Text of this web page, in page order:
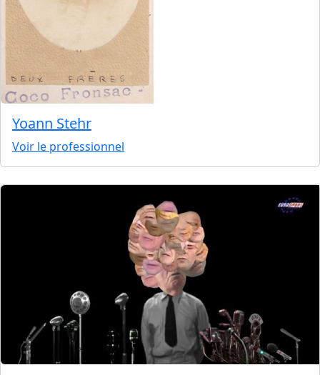
Yoann Stehr
Voir le professionnel